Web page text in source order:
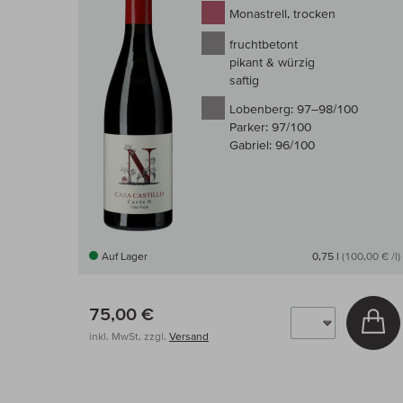
Monastrell, trocken
fruchtbetont
pikant & würzig
saftig
Lobenberg: 97–98/100
Parker: 97/100
Gabriel: 96/100
Auf Lager 0,75 l (100,00 € /l)
75,00 €
inkl. MwSt, zzgl. Versand